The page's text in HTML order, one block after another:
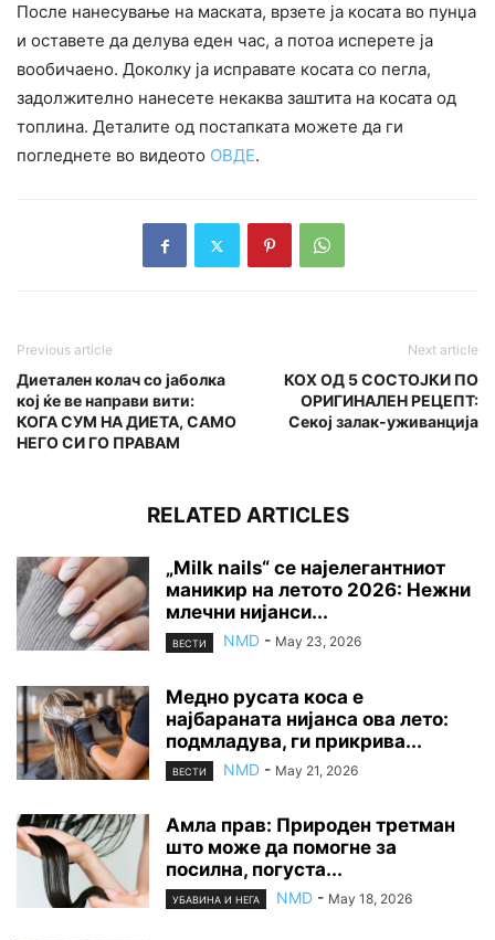
После нанесување на маската, врзете ја косата во пунџа
и оставете да делува еден час, а потоа исперете ја
вообичаено. Доколку ја исправате косата со пегла,
задолжително нанесете некаква заштита на косата од
топлина. Деталите од постапката можете да ги
погледнете во видеото ОВДЕ.
Previous article
Диетален колач со јаболка
кој ќе ве направи вити:
КОГА СУМ НА ДИЕТА, САМО
НЕГО СИ ГО ПРАВАМ
Next article
КОХ ОД 5 СОСТОЈКИ ПО
ОРИГИНАЛЕН РЕЦЕПТ:
Секој залак-уживанција
RELATED ARTICLES
„Milk nails“ се најелегантниот
маникир на летото 2026: Нежни
млечни нијанси...
ВЕСТИ NMD - May 23, 2026
Медно русата коса е
најбараната нијанса ова лето:
подмладува, ги прикрива...
ВЕСТИ NMD - May 21, 2026
Амла прав: Природен третман
што може да помогне за
посилна, погуста...
УБАВИНА И НЕГА NMD - May 18, 2026